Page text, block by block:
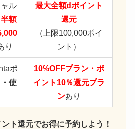
ル
半額
り
最大全額dポイント
還元
（上限100,000ポイ
ント）
ポ
使
10%OFFプラン・ポ
イント10％還元プラ
ンあり
ト還元でお得に予約しよう！